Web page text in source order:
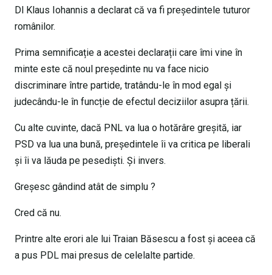
Dl Klaus Iohannis a declarat că va fi președintele tuturor
românilor.
Prima semnificație a acestei declarații care îmi vine în
minte este că noul președinte nu va face nicio
discriminare între partide, tratându-le în mod egal și
judecându-le în funcție de efectul deciziilor asupra țării.
Cu alte cuvinte, dacă PNL va lua o hotărâre greșită, iar
PSD va lua una bună, președintele îi va critica pe liberali
și îi va lăuda pe pesediști. Și invers.
Greșesc gândind atât de simplu ?
Cred că nu.
Printre alte erori ale lui Traian Băsescu a fost și aceea că
a pus PDL mai presus de celelalte partide.